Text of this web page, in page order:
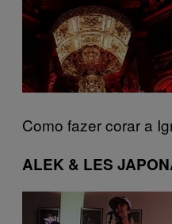
Como fazer corar a
ALEK & LES